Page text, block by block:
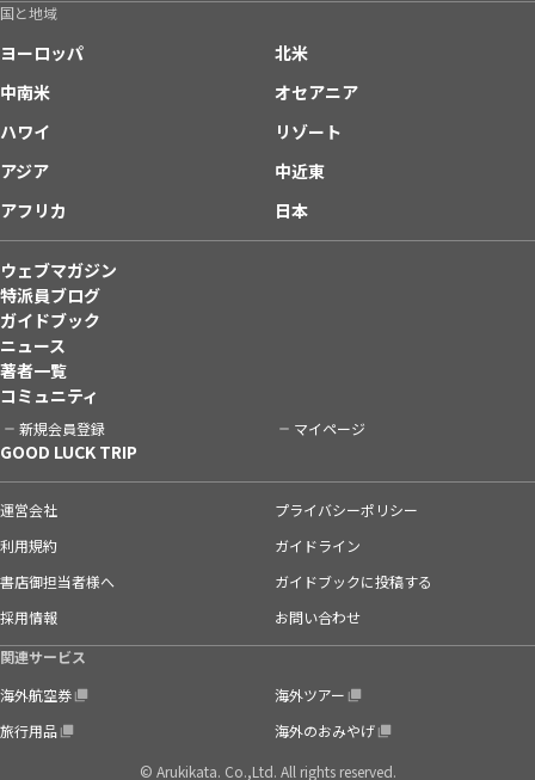
国と地域
ヨーロッパ
北米
中南米
オセアニア
ハワイ
リゾート
アジア
中近東
アフリカ
日本
ウェブマガジン
特派員ブログ
ガイドブック
ニュース
著者一覧
コミュニティ
新規会員登録 マイページ
GOOD LUCK TRIP
運営会社
プライバシーポリシー
利用規約
ガイドライン
書店御担当者様へ
ガイドブックに投稿する
採用情報
お問い合わせ
関連サービス
海外航空券
海外ツアー
旅行用品
海外のおみやげ
© Arukikata. Co.,Ltd. All rights reserved.